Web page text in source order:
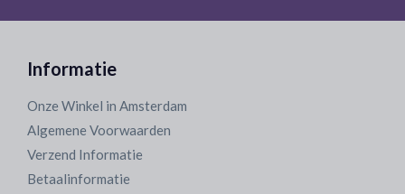
Informatie
Onze Winkel in Amsterdam
Algemene Voorwaarden
Verzend Informatie
Betaalinformatie